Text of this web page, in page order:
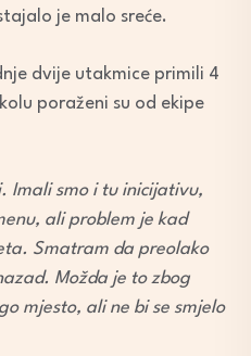
je malo sreće.
dvije utakmice primili 4
poraženi su od ekipe
Imali smo i tu inicijativu,
ali problem je kad
Smatram da preolako
Možda je to zbog
mjesto, ali ne bi se smjelo